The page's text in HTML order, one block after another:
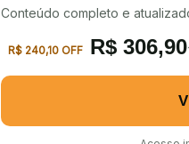
Conteúdo completo e
R$ 240,10 OFF R$ 306,90